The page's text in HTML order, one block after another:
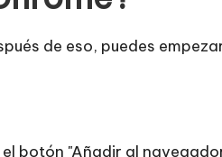
de eso, puedes
botón "Añadir al